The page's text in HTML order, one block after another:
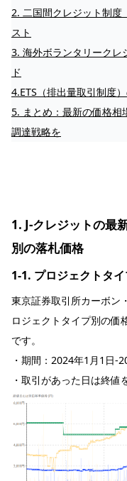
2. 二国間クレジット制度
スト
3. 海外ボランタリークレ
ド
4.ETS（排出量取引制度
5. まとめ：最新の価格相
調達戦略を
1. J-クレジットの最
別の落札価格
1-1. プロジェクトタ
東京証券取引所カーボン
ロジェクトタイプ別の価
です。
・期間：2024年1月1日
・取引があった日は終